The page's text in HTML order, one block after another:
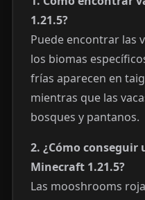
1.21.5?
Puede encontrar las
los biomas
frías aparecen en
mientras que las
bosques y pantanos.
2. ¿Cómo
Minecraft 1.21.5?
Las mooshrooms